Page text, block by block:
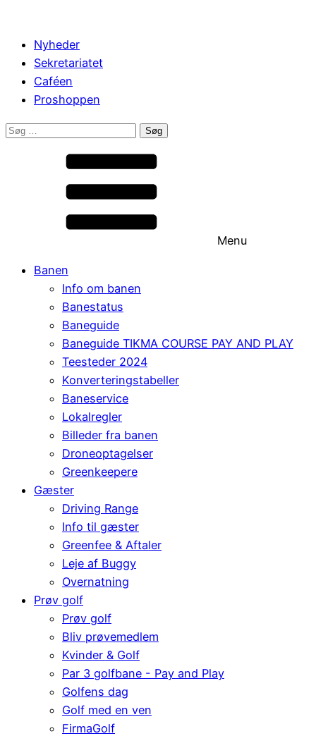
Nyheder
Sekretariatet
Caféen
Proshoppen
Søg
Menu
Banen
Info om banen
Banestatus
Baneguide
Baneguide TIKMA COURSE PAY AND PLAY
Teesteder 2024
Konverteringstabeller
Baneservice
Lokalregler
Billeder fra banen
Droneoptagelser
Greenkeepere
Gæster
Driving Range
Info til gæster
Greenfee & Aftaler
Leje af Buggy
Overnatning
Prøv golf
Prøv golf
Bliv prøvemedlem
Kvinder & Golf
Par 3 golfbane - Pay and Play
Golfens dag
Golf med en ven
FirmaGolf